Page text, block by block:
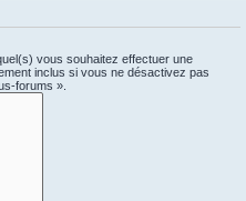
vous souhaitez effectuer une
inclus si vous ne désactivez pas
forums ».